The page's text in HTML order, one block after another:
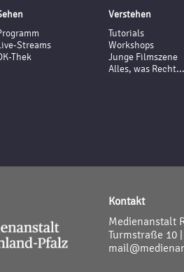
Streams
Thek
Verstehen
Tutorials
Workshops
Junge Filmszene
Alles, was Recht...
Kontakt
Medienanstalt
Turmstraße 10